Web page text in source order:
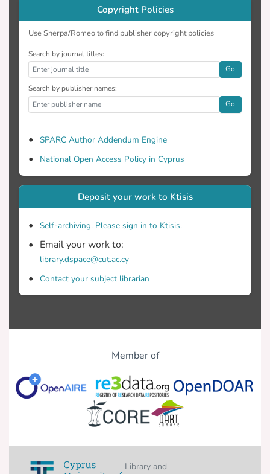
Copyright Policies
Use Sherpa/Romeo to find publisher copyright policies
Search by journal titles:
Go
Search by publisher names:
Go
SPARC Author Addendum Engine
National Open Access Policy in Cyprus
Deposit your work to Ktisis
Self-archiving. Please sign in to Ktisis.
Email your work to:
library.dspace@cut.ac.cy
Contact your subject librarian
Member of
Library and